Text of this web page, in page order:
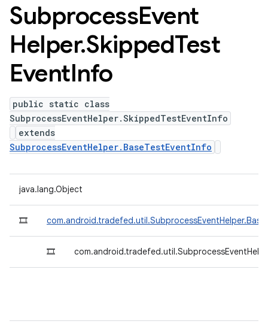
SubprocessEvent
Helper.SkippedTest
EventInfo
public static class
SubprocessEventHelper.SkippedTestEventInfo
extends
SubprocessEventHelper.BaseTestEventInfo
java.lang.Object
🎞
🎞